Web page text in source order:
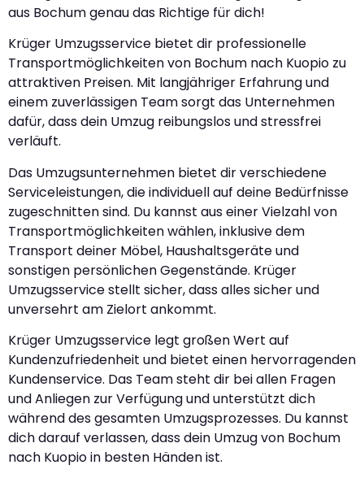
aus Bochum genau das Richtige für dich!
Krüger Umzugsservice bietet dir professionelle
Transportmöglichkeiten von Bochum nach Kuopio zu
attraktiven Preisen. Mit langjähriger Erfahrung und
einem zuverlässigen Team sorgt das Unternehmen
dafür, dass dein Umzug reibungslos und stressfrei
verläuft.
Das Umzugsunternehmen bietet dir verschiedene
Serviceleistungen, die individuell auf deine Bedürfnisse
zugeschnitten sind. Du kannst aus einer Vielzahl von
Transportmöglichkeiten wählen, inklusive dem
Transport deiner Möbel, Haushaltsgeräte und
sonstigen persönlichen Gegenstände. Krüger
Umzugsservice stellt sicher, dass alles sicher und
unversehrt am Zielort ankommt.
Krüger Umzugsservice legt großen Wert auf
Kundenzufriedenheit und bietet einen hervorragenden
Kundenservice. Das Team steht dir bei allen Fragen
und Anliegen zur Verfügung und unterstützt dich
während des gesamten Umzugsprozesses. Du kannst
dich darauf verlassen, dass dein Umzug von Bochum
nach Kuopio in besten Händen ist.